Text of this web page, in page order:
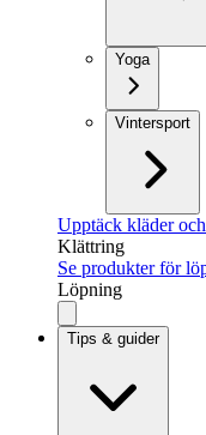
Yoga
Vintersport
Upptäck kläder
Klättring
Se produkter för
Löpning
Tips & guider